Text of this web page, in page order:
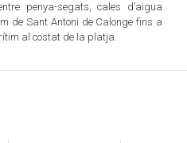
penya-segats, cales d’aigua
de Sant Antoni de Calonge fins a
al costat de la platja.